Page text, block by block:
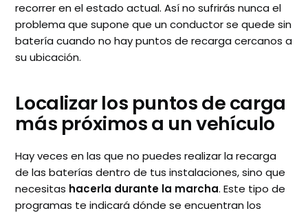
recorrer en el estado actual. Así no sufrirás nunca el
problema que supone que un conductor se quede sin
batería cuando no hay puntos de recarga cercanos a
su ubicación.
Localizar los puntos de carga
más próximos a un vehículo
Hay veces en las que no puedes realizar la recarga
de las baterías dentro de tus instalaciones, sino que
necesitas hacerla durante la marcha. Este tipo de
programas te indicará dónde se encuentran los